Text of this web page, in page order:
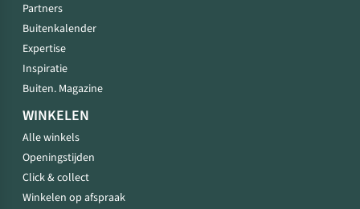
Partners
Buitenkalender
Expertise
Inspiratie
Buiten. Magazine
WINKELEN
Alle winkels
Openingstijden
Click & collect
Winkelen op afspraak